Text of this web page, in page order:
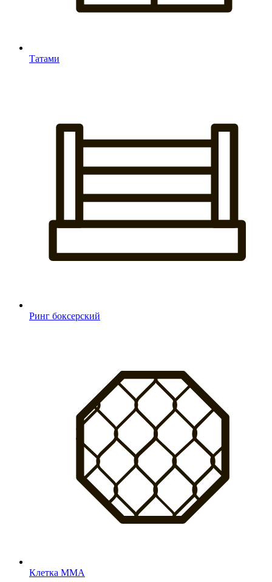
Татами
Ринг боксерский
Клетка MMA